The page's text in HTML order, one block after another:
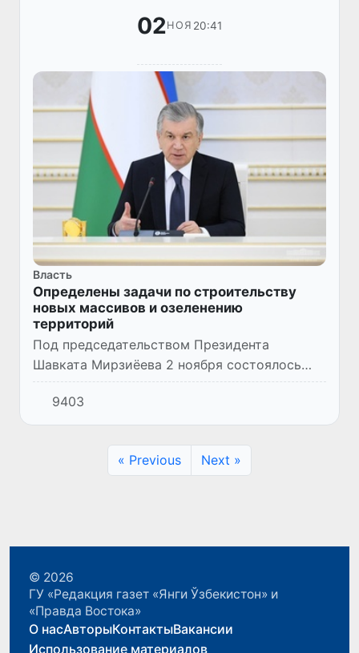
02НОЯ 20:41
Власть
Определены задачи по строительству
новых массивов и озеленению
территорий
Под председательством Президента
Шавката Мирзиёева 2 ноября состоялось
видеоселекторное совещание по вопросам
обеспечения населения жильем и
расширения зеленых зон.
9403
« Previous Next »
© 2026
ГУ «Редакция газет «Янги Ўзбекистон» и
«Правда Востока»
О насАвторыКонтактыВакансии
Использование материалов